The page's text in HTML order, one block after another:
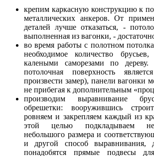
крепим каркасную конструкцию к
металлических анкеров. От
деталей лучше отказаться, -
выполненная из вагонки, -
во время работы с полотном потолка
необходимое количество брусьев,
калеными саморезами по дереву.
потолочная поверхность
произвести замер), панели вагонки
не прибегая к дополнительным
производим выравнивание
обрешетки: вооружившись
ровняем и закрепляем каждый из
этой целью подкладываем
небольшого размера и
и другой способ выравнивания,
понадобятся прямые подвесы